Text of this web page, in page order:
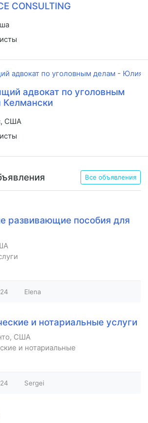
CONSULTING
адвокат по уголовным
США
Все объявления
развивающие пособия для
Elena
и нотариальные услуги
США
и нотариальные
Sergei